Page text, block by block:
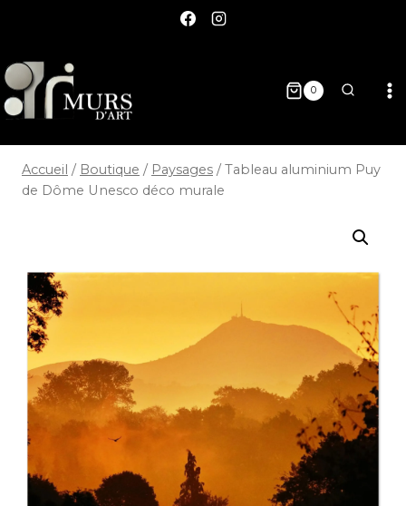
0
Accueil / Boutique / Paysages / Tableau aluminium Puy
de Dôme Unesco déco murale